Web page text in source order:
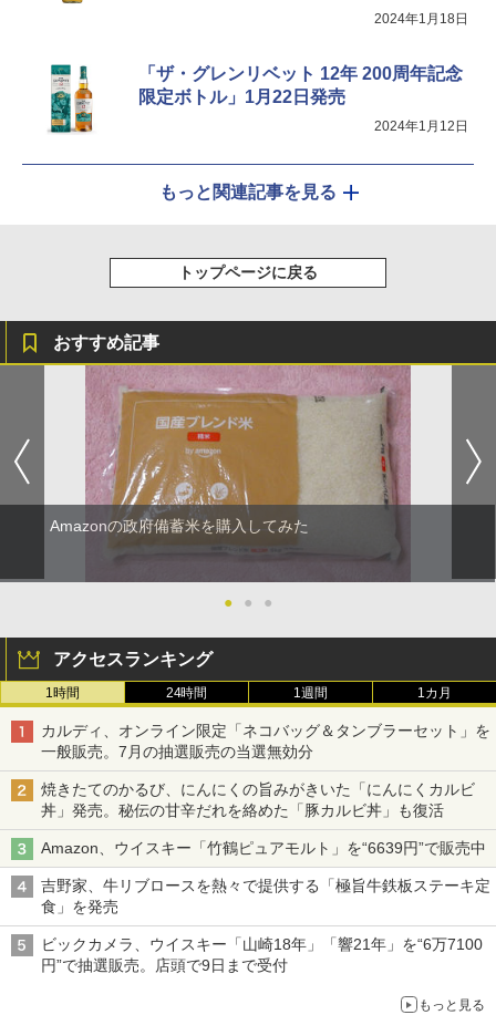
2024年1月18日
「ザ・グレンリベット 12年 200周年記念
限定ボトル」1月22日発売
2024年1月12日
もっと関連記事を見る
トップページに戻る
おすすめ記事
Amazonの政府備蓄米を購入してみた
● ● ●
アクセスランキング
1時間 24時間 1週間 1カ月
カルディ、オンライン限定「ネコバッグ＆タンブラーセット」を
一般販売。7月の抽選販売の当選無効分
焼きたてのかるび、にんにくの旨みがきいた「にんにくカルビ
丼」発売。秘伝の甘辛だれを絡めた「豚カルビ丼」も復活
Amazon、ウイスキー「竹鶴ピュアモルト」を“6639円”で販売中
吉野家、牛リブロースを熱々で提供する「極旨牛鉄板ステーキ定
食」を発売
ビックカメラ、ウイスキー「山崎18年」「響21年」を“6万7100
円”で抽選販売。店頭で9日まで受付
もっと見る